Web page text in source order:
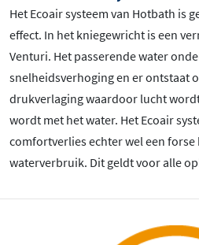
Het Ecoair systeem van Hotbath is
effect. In het kniegewricht is een
Venturi. Het passerende water
snelheidsverhoging en er ontstaat
drukverlaging waardoor lucht
wordt met het water. Het Ecoair
comfortverlies echter wel een forse
waterverbruik. Dit geldt voor alle